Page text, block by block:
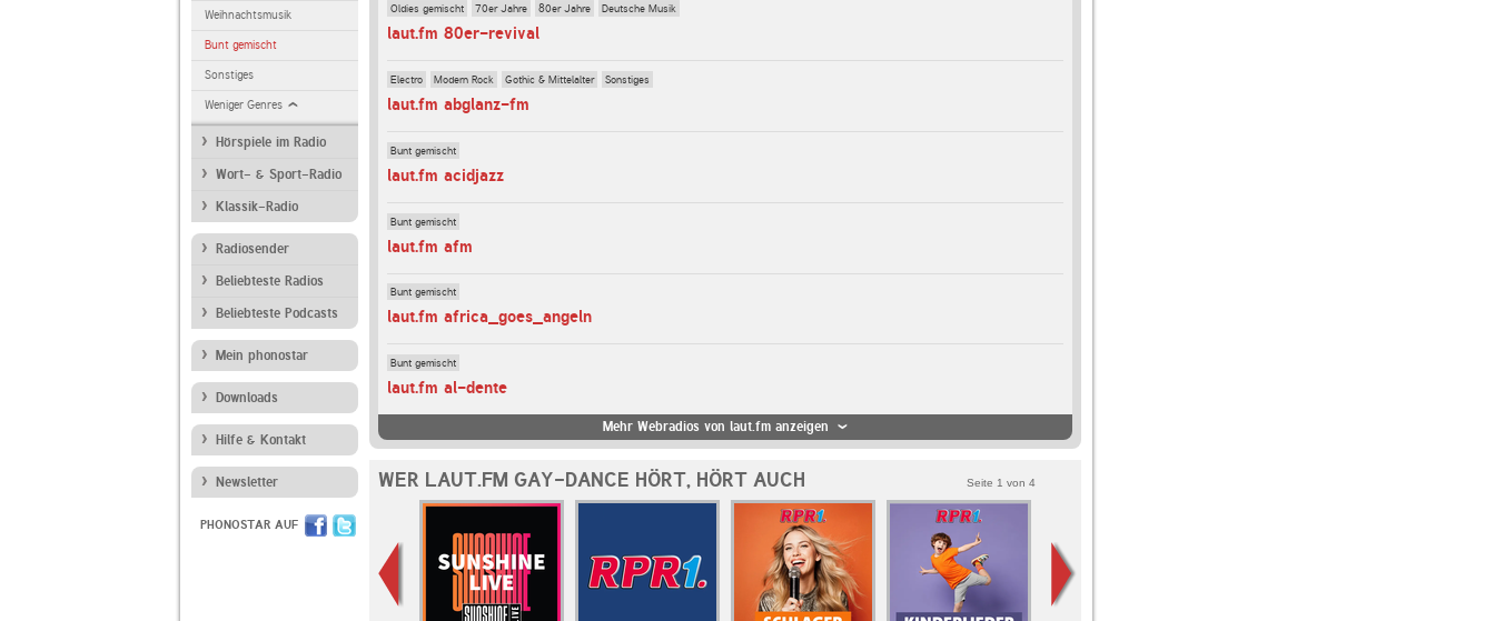
Weihnachtsmusik
Bunt gemischt
Sonstiges
Weniger Genres
Hörspiele im Radio
Wort- & Sport-Radio
Klassik-Radio
Radiosender
Beliebteste Radios
Beliebteste Podcasts
Mein phonostar
Downloads
Hilfe & Kontakt
Newsletter
PHONOSTAR AUF
Oldies gemischt 70er Jahre 80er Jahre Deutsche Musik
laut.fm 80er-revival
Electro Modern Rock Gothic & Mittelalter Sonstiges
laut.fm abglanz-fm
Bunt gemischt
laut.fm acidjazz
Bunt gemischt
laut.fm afm
Bunt gemischt
laut.fm africa_goes_angeln
Bunt gemischt
laut.fm al-dente
Mehr Webradios von laut.fm anzeigen
WER LAUT.FM GAY-DANCE HÖRT, HÖRT AUCH Seite 1 von 4